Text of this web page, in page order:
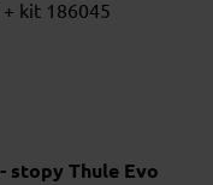
stopy Thule Evo